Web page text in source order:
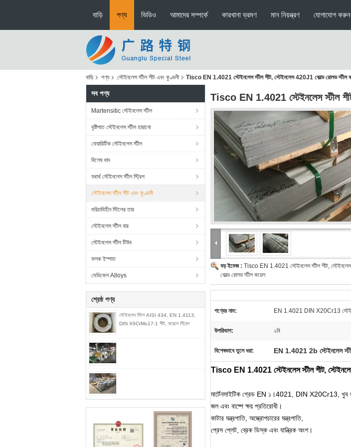
বাড়ি পণ্য ভিডিও আমাদের সম্পর্কে কারখানা ভ্রমণ মান নিয়ন্ত্রণ যোগাযোগ করুন
বাড়ি পণ্য স্টেইনলেস স্টীল শীট এবং কুণ্ডলী Tisco EN 1.4021 স্টেইনলেস স্টীল শীট, স্টেইনলেস 420J1 কোল্ড রোলড স্টীল
সব পণ্য
Martensitic স্টেইনলেস স্টীল
বৃষ্টিপাত স্টেইনলেস স্টীল হারানো
ফেয়ারিটিক স্টেইনলেস স্টীল
বিশেষ খাদ
যথার্থ স্টেইনলেস স্টীল স্ট্রিপ
স্টেইনলেস স্টীল শীট এবং কুণ্ডলী
মরিচাবিহীন স্টিলের তার
স্টেইনলেস স্টীল বার
স্টেইনলেস স্টীল টিউব
ফলক ইস্পাত
মেডিকেল Alloys
শ্রেষ্ঠ পণ্য
স্টেইনলেস স্টিল AISI 434, EN 1.4113,
DIN X6CrMo17-1 শীট, কয়েলে স্ট্রিপ
Tisco EN 1.4021 স্টেইনলেস স্টীল
বড় ইমেজ : Tisco EN 1.4021 স্টেইনলেস স্টীল শীট,
কোল্ড রোলড স্টীল কয়েল
পণ্যের নাম: EN 1.4021 DIN X20Cr13
উপরিভাগ: ২বি
বিশেষভাবে তুলে ধরা: EN 1.4021 2b স্টেইনলেস
Tisco EN 1.4021 স্টেইনলেস স্টীল শীট,
মার্টেনসাইটিক গ্রেড EN ১।4021, DIN X20Cr13, খুব
জল এবং বাষ্পে ক্ষয় প্রতিরোধী।
কাটার যন্ত্রপাতি, অস্ত্রোপচারের যন্ত্রপাতি,
প্রেস প্লেট, ব্রেক ডিস্ক এবং যান্ত্রিক অংশ।